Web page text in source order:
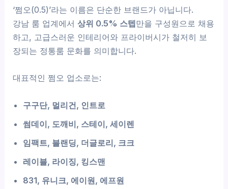
‘쩜오(0.5)’라는 이름은 단순한 브랜드가 아닙니다.
강남 룸 업계에서상위 0.5% 스텝만을 구성원으로 채용
하고, 고급스러운 인테리어와 프라이버시가 철저히 보
장되는 정통룸 문화를 의미합니다.
대표적인 쩜오 업소로는:
구구단, 멀리건, 인트로
썸데이, 도깨비, 스테이, 세이렌
임팩트, 블랜딩, 더글로리, 크크
레이블, 라이징, 킹스맨
831, 유니크, 에이원, 에프원